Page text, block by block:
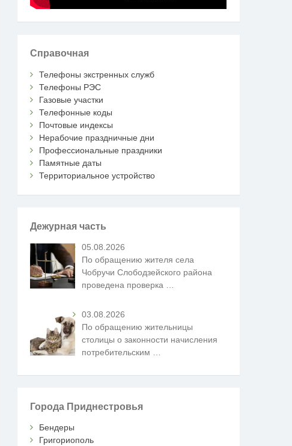
Справочная
Телефоны экстренных служб
Телефоны РЭС
Газовые участки
Телефонные коды
Почтовые индексы
Нерабочие праздничные дни
Профессиональные праздники
Памятные даты
Территориальное устройство
Дежурная часть
05.08.2026
По обращению жителя села
Чобручи Слободзейского района
проведена проверка …
03.08.2026
По обращению жительницы
столицы о законности начисления
потребительским
Города Приднестровья
Бендеры
Григориополь